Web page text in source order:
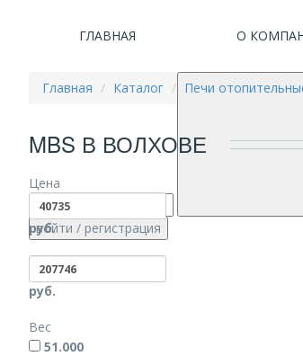
ГЛАВНАЯ О
войти / регистрация
Главная Каталог Печи
MBS В ВОЛХОВЕ
Цена
руб.
руб.
Вес
51.000